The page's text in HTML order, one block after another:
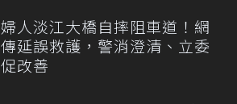
婦人淡江大橋自摔阻車道！網
傳延誤救護，警消澄清、立委
促改善